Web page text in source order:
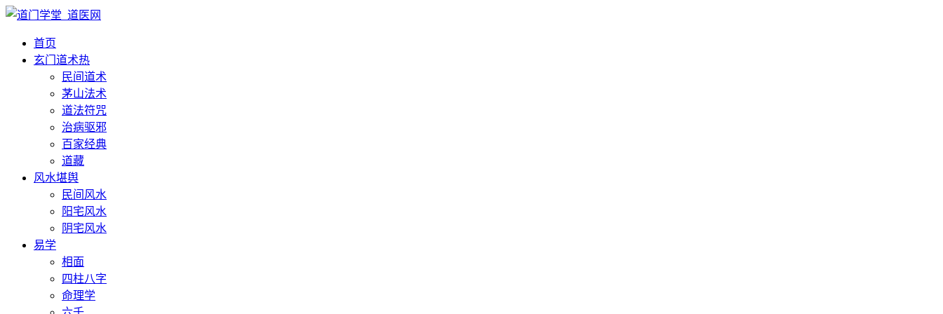
首页
玄门道术热
民间道术
茅山法术
道法符咒
治病驱邪
百家经典
道藏
风水堪舆
民间风水
阳宅风水
阴宅风水
易学
相面
四柱八字
命理学